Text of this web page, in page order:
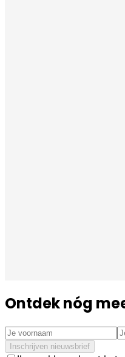
Ontdek nóg
Inschrijven nieuwsbrief